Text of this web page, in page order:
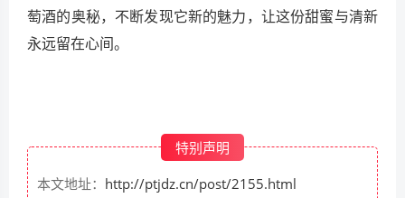
萄酒的奥秘，不断发现它新的魅力，让这份甜蜜与清新
永远留在心间。
特别声明
本文地址： http://ptjdz.cn/post/2155.html